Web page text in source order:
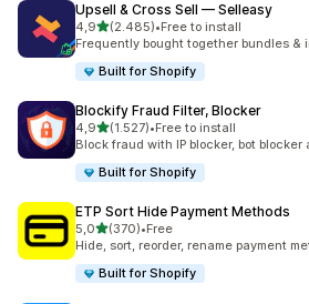
Upsell & Cross Sell — Selleasy
4,9de 5 estrelas
(2.485)
2485 total de avaliações
•Free to install
Frequently bought together bundles &
Built for Shopify
Blockify Fraud Filter, Blocker
4,9de 5 estrelas
(1.527)
1527 total de avaliações
•Free to install
Block fraud with IP blocker, bot
Built for Shopify
ETP Sort Hide Payment Methods
5,0de 5 estrelas
(370)
370 total de avaliações
•Free
Hide, sort, reorder, rename payment
Built for Shopify